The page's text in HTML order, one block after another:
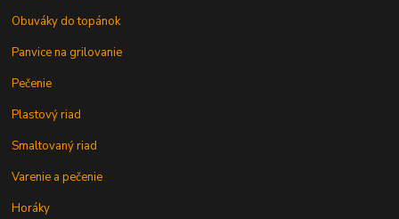
Obuváky do topánok
Panvice na grilovanie
Pečenie
Plastový riad
Smaltovaný riad
Varenie a pečenie
Horáky